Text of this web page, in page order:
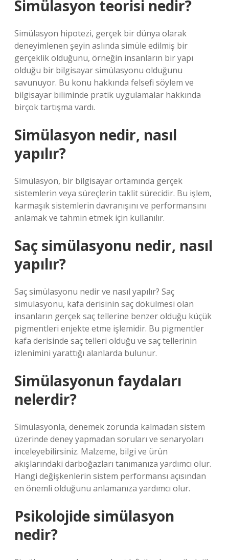
Simülasyon teorisi nedir?
Simülasyon hipotezi, gerçek bir dünya olarak
deneyimlenen şeyin aslında simüle edilmiş bir
gerçeklik olduğunu, örneğin insanların bir yapı
olduğu bir bilgisayar simülasyonu olduğunu
savunuyor. Bu konu hakkında felsefi söylem ve
bilgisayar biliminde pratik uygulamalar hakkında
birçok tartışma vardı.
Simülasyon nedir, nasıl
yapılır?
Simülasyon, bir bilgisayar ortamında gerçek
sistemlerin veya süreçlerin taklit sürecidir. Bu işlem,
karmaşık sistemlerin davranışını ve performansını
anlamak ve tahmin etmek için kullanılır.
Saç simülasyonu nedir, nasıl
yapılır?
Saç simülasyonu nedir ve nasıl yapılır? Saç
simülasyonu, kafa derisinin saç dökülmesi olan
insanların gerçek saç tellerine benzer olduğu küçük
pigmentleri enjekte etme işlemidir. Bu pigmentler
kafa derisinde saç telleri olduğu ve saç tellerinin
izlenimini yarattığı alanlarda bulunur.
Simülasyonun faydaları
nelerdir?
Simülasyonla, denemek zorunda kalmadan sistem
üzerinde deney yapmadan soruları ve senaryoları
inceleyebilirsiniz. Malzeme, bilgi ve ürün
akışlarındaki darboğazları tanımanıza yardımcı olur.
Hangi değişkenlerin sistem performansı açısından
en önemli olduğunu anlamanıza yardımcı olur.
Psikolojide simülasyon
nedir?